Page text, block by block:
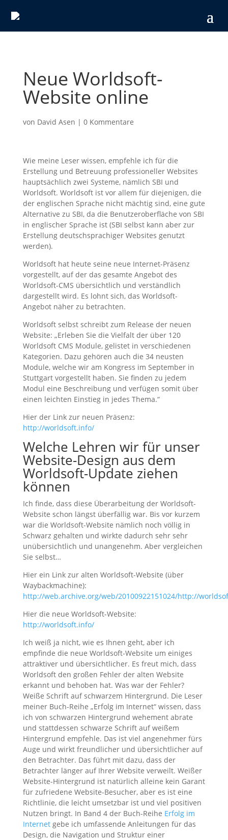
Neue Worldsoft-
Website online
von David Asen | 0 Kommentare
Wie meine Leser wissen, empfehle ich für die
Erstellung und Betreuung professioneller Websites
hauptsächlich zwei Systeme, nämlich SBI und
Worldsoft. Worldsoft ist vor allem für diejenigen, die
der englischen Sprache nicht mächtig sind, eine gute
Alternative zu SBI, da die Benutzeroberfläche von SBI
in englischer Sprache ist (SBI selbst kann aber zur
Erstellung deutschsprachiger Websites genutzt
werden).
Worldsoft hat heute seine neue Internet-Präsenz
vorgestellt, auf der das gesamte Angebot des
Worldsoft-CMS übersichtlich und verständlich
dargestellt wird. Es lohnt sich, das Worldsoft-
Angebot näher zu betrachten.
Worldsoft selbst schreibt zum Release der neuen
Website: „Erleben Sie die Vielfalt der über 120
Worldsoft CMS Module, gelistet in verschiedenen
Kategorien. Dazu gehören auch die 34 neusten
Module, welche wir am Kongress im September in
Stuttgart vorgestellt haben. Sie finden zu jedem
Modul eine Beschreibung und verfügen somit über
einen leichten Einstieg in jedes Thema.“
Hier der Link zur neuen Präsenz:
http://worldsoft.info/
Welche Lehren wir für unser
Website-Design aus dem
Worldsoft-Update ziehen
können
Ich finde, dass diese Überarbeitung der Worldsoft-
Website schon längst überfällig war. Bis vor kurzem
war die Worldsoft-Website nämlich noch völlig in
Schwarz gehalten und wirkte dadurch sehr sehr
unübersichtlich und unangenehm. Aber vergleichen
Sie selbst…
Hier ein Link zur alten Worldsoft-Website (über
Waybackmachine):
http://web.archive.org/web/20100922151024/http://
Hier die neue Worldsoft-Website:
http://worldsoft.info/
Ich weiß ja nicht, wie es Ihnen geht, aber ich
empfinde die neue Worldsoft-Website um einiges
attraktiver und übersichtlicher. Es freut mich, dass
Worldsoft den großen Fehler der alten Website
erkannt und behoben hat. Was war der Fehler?
Weiße Schrift auf schwarzem Hintergrund. Die Leser
meiner Buch-Reihe „Erfolg im Internet“ wissen, dass
ich von schwarzen Hintergrund wehement abrate
und stattdessen schwarze Schrift auf weißem
Hintergrund empfehle. Das ist viel angenehmer fürs
Auge und wirkt freundlicher und übersichtlicher auf
den Betrachter. Das führt mit dazu, dass der
Betrachter länger auf Ihrer Website verweilt. Weißer
Website-Hintergrund ist natürlich alleine kein Garant
für zufriedene Website-Besucher, aber es ist eine
Richtlinie, die leicht umsetzbar ist und viel positiven
Nutzen bringt. In Band 4 der Buch-Reihe Erfolg im
Internetgebe ich umfassende Anleitungen für das
Design, die Navigation und Struktur einer